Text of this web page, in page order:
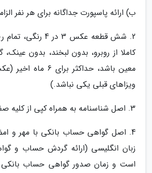
ب) ارائه پاسپورت جداگانه برای هر نفر
2. شش قطعه عکس 3 در
کاملا از روبرو، بدون لبخند، بدون
معین باشد، حداکثر
ویزاهای قبلی یکی نباشد.)
3. اصل شناسنامه به همراه کپی از کلیه صفحات آن.
4. اصل گواهی حساب بانکی با مهر و
زبان انگلیسی (ارائه گردش حساب و
است و زمان صدور گواهی حساب بانکی